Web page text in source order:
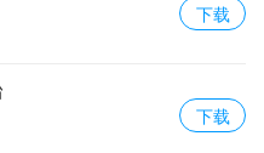
下载
下载